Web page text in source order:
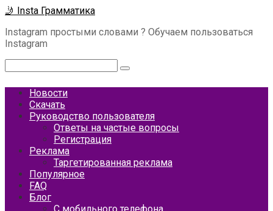
Перейти
контенту
🤳 Insta Грамматика
Instagram простыми словами ? Обучаем пользоваться
Instagram
Новости
Скачать
Руководство пользователя
Ответы на частые вопросы
Регистрация
Реклама
Таргетированная реклама
Популярное
FAQ
Блог